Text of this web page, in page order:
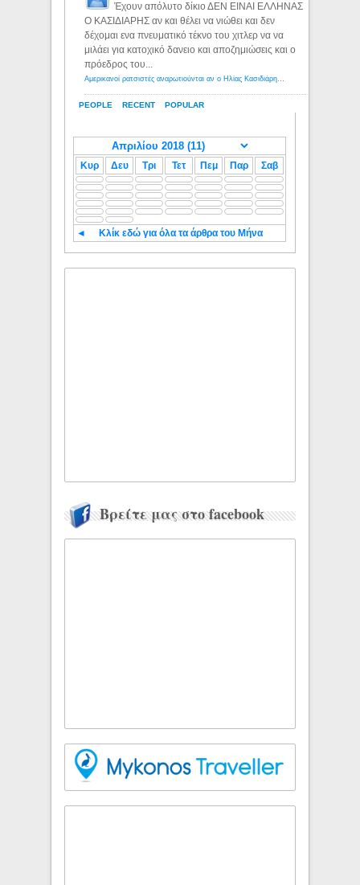
PEOPLE RECENT POPULAR
Έχουν απόλυτο δίκιο ΔΕΝ ΕΙΝΑΙ ΕΛΛΗΝΑΣ
Ο ΚΑΣΙΔΙΑΡΗΣ αν και θέλει να νιώθει και δεν
δέχομαι ενα πνευματικό τέκνο του χιτλερ να να
μιλάει για κατοχικό δανειο και αποζημιώσεις και ο
πρόεδρος του...
Αμερικανοί ρατσιστές αναρωτιούνται αν ο Ηλίας Κασιδιάρης ανήκει στη λευκή φυλή... - Λόγιος Ερμής
Κυρ Δευ Τρι Τετ Πεμ Παρ Σαβ
◄ Κλίκ εδώ για όλα τα άρθρα του Μήνα
Βρείτε μας στο facebook